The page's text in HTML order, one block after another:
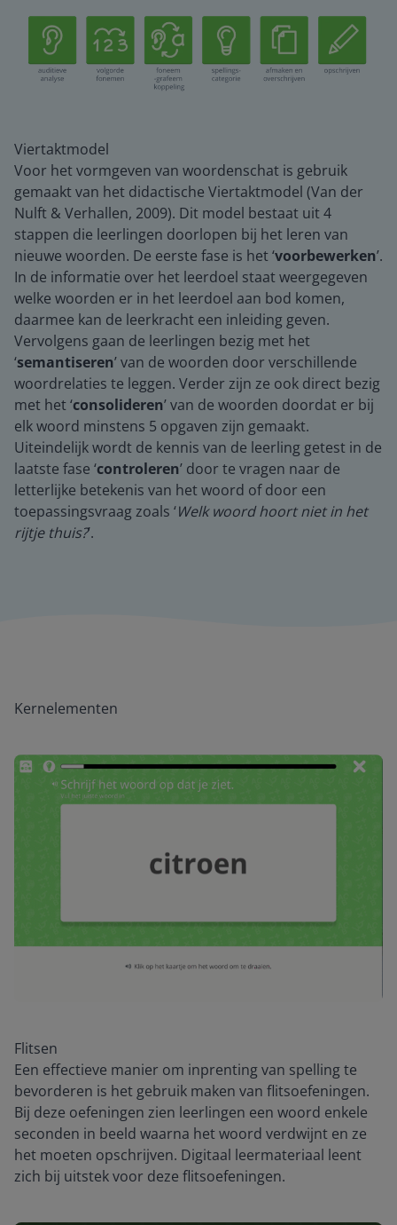
Viertaktmodel
Voor het vormgeven van woordenschat is gebruik
gemaakt van het didactische Viertaktmodel (Van der
Nulft & Verhallen, 2009). Dit model bestaat uit 4
stappen die leerlingen doorlopen bij het leren van
nieuwe woorden. De eerste fase is het ‘voorbewerken’.
In de informatie over het leerdoel staat weergegeven
welke woorden er in het leerdoel aan bod komen,
daarmee kan de leerkracht een inleiding geven.
Vervolgens gaan de leerlingen bezig met het
‘semantiseren’ van de woorden door verschillende
woordrelaties te leggen. Verder zijn ze ook direct bezig
met het ‘consolideren’ van de woorden doordat er bij
elk woord minstens 5 opgaven zijn gemaakt.
Uiteindelijk wordt de kennis van de leerling getest in de
laatste fase ‘controleren’ door te vragen naar de
letterlijke betekenis van het woord of door een
toepassingsvraag zoals ‘Welk woord hoort niet in het
rijtje thuis?’.
Kernelementen
Flitsen
Een effectieve manier om inprenting van spelling te
bevorderen is het gebruik maken van flitsoefeningen.
Bij deze oefeningen zien leerlingen een woord enkele
seconden in beeld waarna het woord verdwijnt en ze
het moeten opschrijven. Digitaal leermateriaal leent
zich bij uitstek voor deze flitsoefeningen.